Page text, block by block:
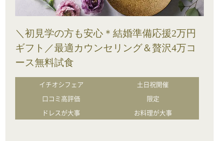
＼初見学の方も安心＊結婚準備応援2万円
ギフト／最適カウンセリング＆贅沢4万コ
ース無料試食
イチオシフェア
土日祝開催
口コミ高評価
限定
ドレスが大事
お料理が大事